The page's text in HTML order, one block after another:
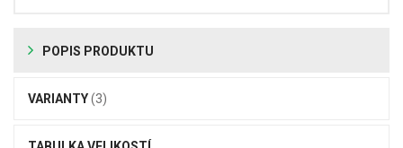
POPIS PRODUKTU
VARIANTY(3)